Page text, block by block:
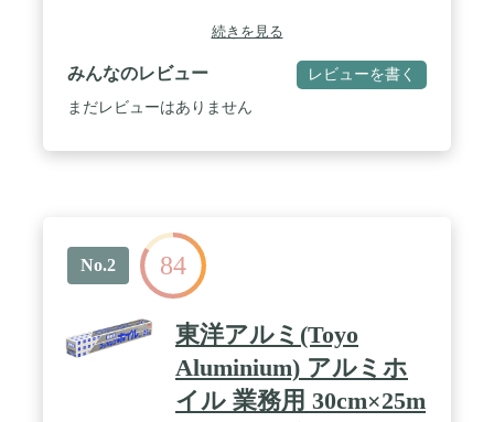
続きを見る
みんなのレビュー レビューを書く
まだレビューはありません
No.2 84
東洋アルミ(Toyo
Aluminium) アルミホ
イル 業務用 30cm×25m